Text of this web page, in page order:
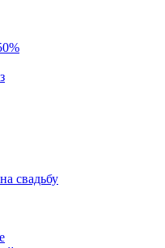
свадьбу